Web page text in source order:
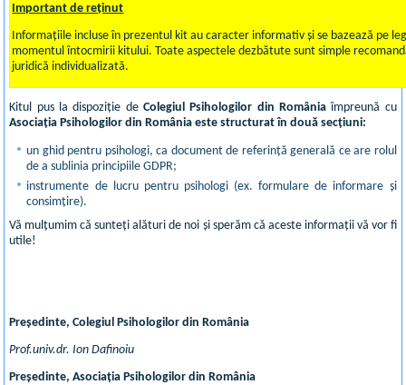
Important de reținut
Informațiile incluse în prezentul kit au caracter informativ și se bazează pe
momentul întocmirii kitului. Toate aspectele dezbătute sunt simple
juridică individualizată.
Kitul pus la dispoziție de Colegiul Psihologilor din Româniaîmpreună cu
Asociația Psihologilor din România este structurat în două secțiuni:
un ghid pentru psihologi, ca document de referință generală ce are rolul
de a sublinia principiile GDPR;
instrumente de lucru pentru psihologi (ex. formulare de informare și
consimțire).
Vă mulțumim că sunteți alături de noi și sperăm că aceste informații vă vor fi
utile!
Președinte, Colegiul Psihologilor din România
Prof.univ.dr. Ion Dafinoiu
Președinte, Asociația Psihologilor din România